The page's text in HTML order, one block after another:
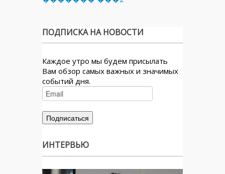
ПОДПИСКА НА НОВОСТИ
Каждое утро мы будем присылать
Вам обзор самых важных и значимых
событий дня.
ИНТЕРВЬЮ